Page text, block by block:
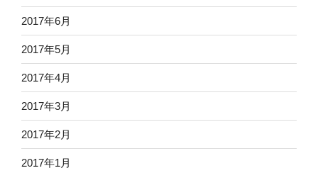
2017年6月
2017年5月
2017年4月
2017年3月
2017年2月
2017年1月